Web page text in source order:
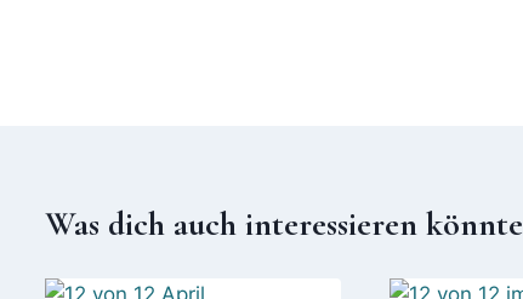
Was dich auch interessieren könnte